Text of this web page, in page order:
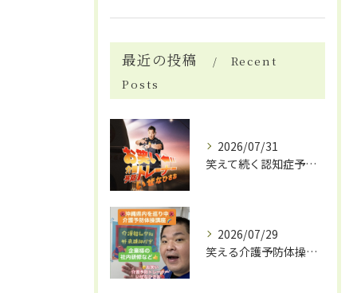
最近の投稿
Recent
Posts
2026/07/31
笑えて続く認知症予防体操
2026/07/29
笑える介護予防体操で笑いと健康効果